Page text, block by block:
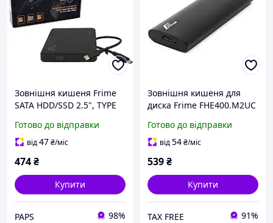
Зовнішня кишеня Frime
SATA HDD/SSD 2.5", TYPE
Готово до відправки
від47₴/міс
474₴
Купити
PAPS 98%
Зовнішня кишеня для
диска Frime FHE400.M2UC
3.2 Type-C
Готово до відправки
від54₴/міс
539₴
Купити
TAX FREE 91%